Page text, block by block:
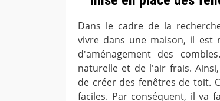
Dans le cadre de la
vivre dans une maison, il est
d'aménagement des
naturelle et de l'air frais.
de créer des fenêtres de toit.
faciles. Par conséquent, il va